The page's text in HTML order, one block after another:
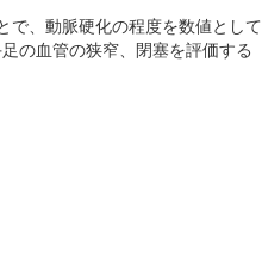
で、動脈硬化の程度を数値として
の血管の狭窄、閉塞を評価する